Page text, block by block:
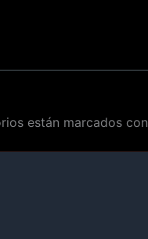
están marcados con